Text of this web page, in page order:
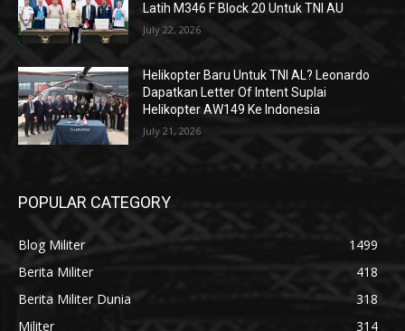
Latih M346 F Block 20 Untuk TNI AU
July 22, 2026
Helikopter Baru Untuk TNI AL? Leonardo
Dapatkan Letter Of Intent Suplai
Helikopter AW149 Ke Indonesia
July 21, 2026
POPULAR CATEGORY
Blog Militer
1499
Berita Militer
418
Berita Militer Dunia
318
Militer
314